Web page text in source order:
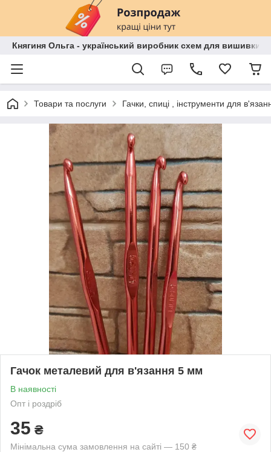
Княгиня Ольга - український виробник схем для вишивки
Товари та послуги Гачки, спиці , інструменти для
Гачок металевий для в'язання 5 мм
В наявності
Опт і роздріб
35 ₴
Мінімальна сума замовлення на сайті — 150 ₴